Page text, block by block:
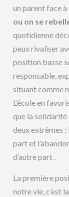
un parent face
ou on se
quotidienne
peux rivaliser
position basse
responsable,
situant comme
L’école en
que la
deux extrêmes :
part et
d’autre part .
La première
notre vie, c’est la